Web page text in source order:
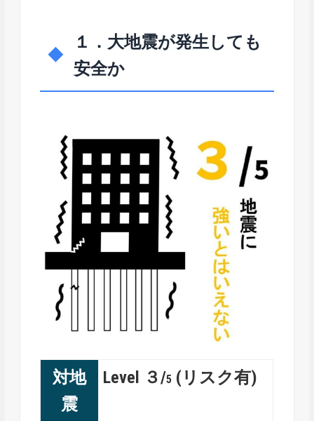
１．大地震が発生しても
安全か
対地
震
Level ３/5 (リスク有)